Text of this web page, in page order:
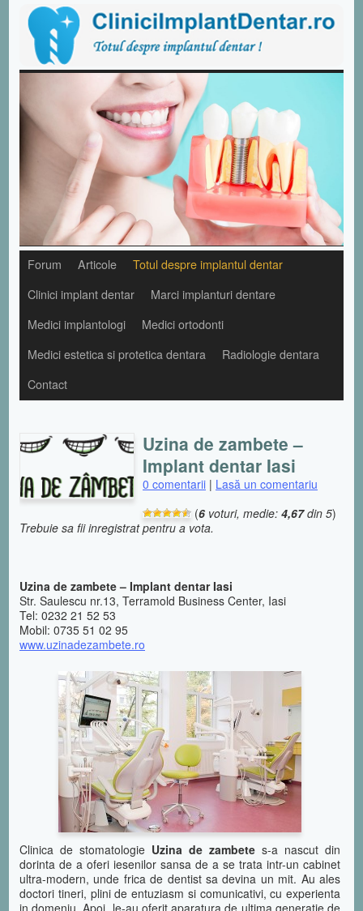
Forum Articole
Totul despre implantul dentar
Clinici implant dentar
Marci implanturi dentare
Medici implantologi
Medici ortodonti
Medici estetica si protetica dentara
Radiologie dentara
Contact
Uzina de zambete –
Implant dentar Iasi
0 comentarii | Lasă un comentariu
(6 voturi, medie: 4,67din 5)
Trebuie sa fii inregistrat pentru a vota.
Uzina de zambete – Implant dentar Iasi
Str. Saulescu nr.13, Terramold Business Center, Iasi
Tel: 0232 21 52 53
Mobil: 0735 51 02 95
www.uzinadezambete.ro
Clinica de stomatologie Uzina de zambete s-a nascut din
dorinta de a oferi iesenilor sansa de a se trata intr-un cabinet
ultra-modern, unde frica de dentist sa devina un mit. Au ales
doctori tineri, plini de entuziasm si comunicativi, cu experienta
in domeniu. Apoi, le-au oferit aparatura de ultima generatie de